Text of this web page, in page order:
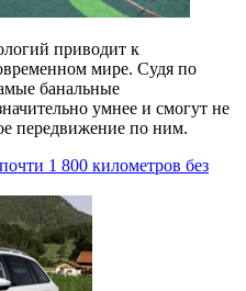
приводит к
мире. Судя по
банальные
умнее и смогут не
передвижение по ним.
1 800 километров без